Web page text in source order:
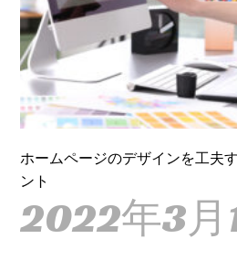
ホームページのデザインを工夫
ント
2022年3月